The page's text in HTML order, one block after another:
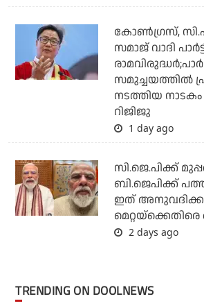
കോണ്‍ഗ്രസ്,
സമാജ് വാദി
സമുച്ചയത്തില്‍
നടത്തിയ നാടകം
റിജിജു
1 day ago
സി.ജെ.പിക്ക്
ബി.ജെപിക്ക് പത്ത്
ഇത്
മെറ്റയ്‌ക്കെതിരെ
2 days ago
TRENDING ON DOOLNEWS